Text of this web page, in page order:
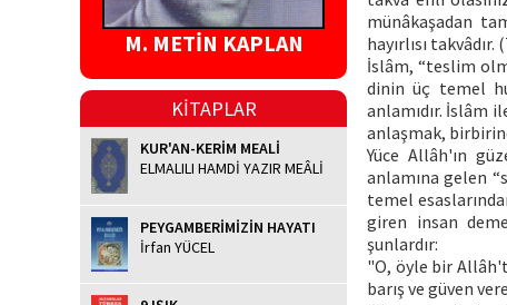
M. METİN KAPLAN
KİTAPLAR
KUR'AN-KERİM MEALİ
ELMALILI HAMDİ YAZIR MEÂLİ
PEYGAMBERİMİZİN HAYATI
İrfan YÜCEL
münâkaşadan
hayırlısı
İslâm, “teslim
dinin üç temel
anlamıdır. İslâm
anlaşmak,
Yüce Allâh'ın
anlamına gelen
temel
giren insan
şunlardır:
"O, öyle bir
barış ve güven